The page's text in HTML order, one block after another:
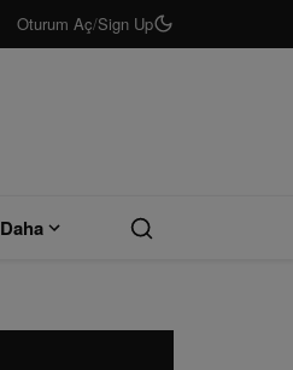
Oturum Aç/Sign Up
Daha